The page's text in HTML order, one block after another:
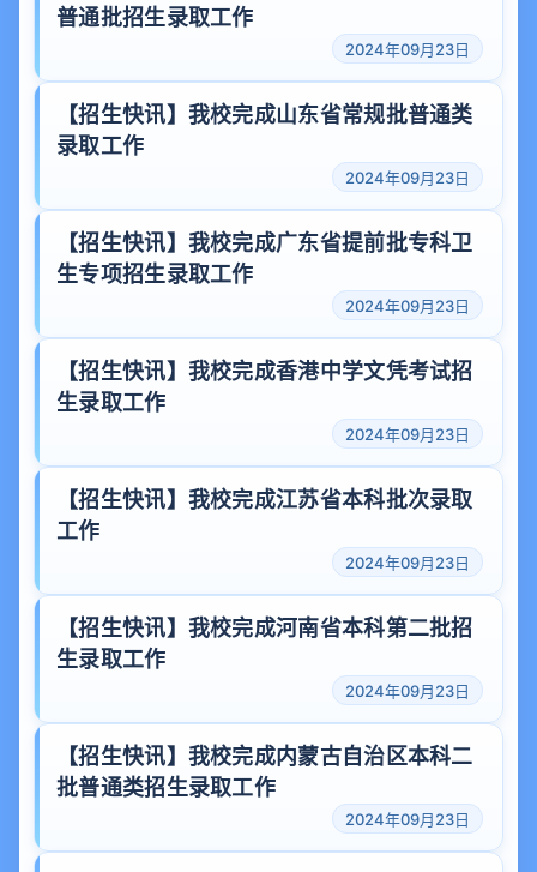
普通批招生录取工作
2024年09月23日
【招生快讯】我校完成山东省常规批普通类
录取工作
2024年09月23日
【招生快讯】我校完成广东省提前批专科卫
生专项招生录取工作
2024年09月23日
【招生快讯】我校完成香港中学文凭考试招
生录取工作
2024年09月23日
【招生快讯】我校完成江苏省本科批次录取
工作
2024年09月23日
【招生快讯】我校完成河南省本科第二批招
生录取工作
2024年09月23日
【招生快讯】我校完成内蒙古自治区本科二
批普通类招生录取工作
2024年09月23日